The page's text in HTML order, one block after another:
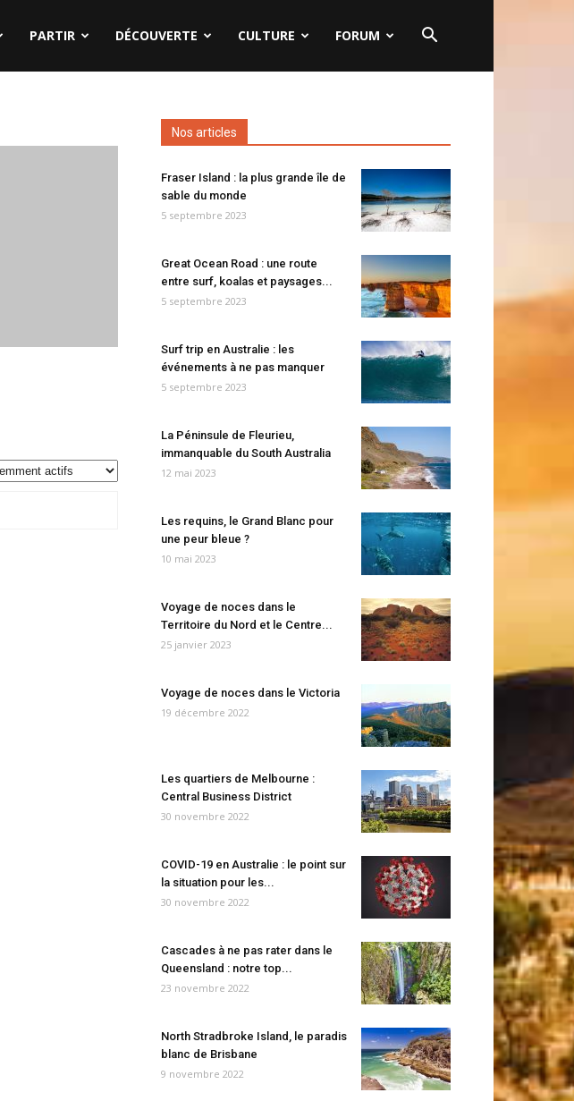
PARTIR DÉCOUVERTE CULTURE FORUM
Nos articles
Fraser Island : la plus grande île de
sable du monde
5 septembre 2023
Great Ocean Road : une route
entre surf, koalas et paysages...
5 septembre 2023
Surf trip en Australie : les
événements à ne pas manquer
5 septembre 2023
La Péninsule de Fleurieu,
immanquable du South Australia
12 mai 2023
Les requins, le Grand Blanc pour
une peur bleue ?
10 mai 2023
Voyage de noces dans le
Territoire du Nord et le Centre...
25 janvier 2023
Voyage de noces dans le Victoria
19 décembre 2022
Les quartiers de Melbourne :
Central Business District
30 novembre 2022
COVID-19 en Australie : le point sur
la situation pour les...
30 novembre 2022
Cascades à ne pas rater dans le
Queensland : notre top...
23 novembre 2022
North Stradbroke Island, le paradis
blanc de Brisbane
9 novembre 2022